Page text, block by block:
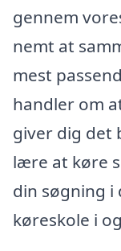
gennem
nemt at
mest
handler om
giver dig det
lære at køre
din søgning i
køreskole i